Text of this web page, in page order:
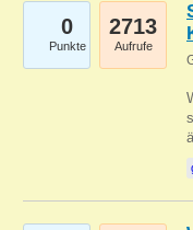
0
Punkte
2713
Aufrufe